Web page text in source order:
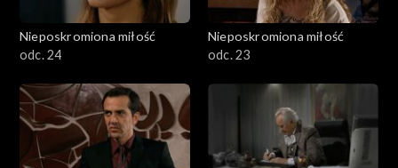
Nieposkromiona miłość
odc. 24
Nieposkromiona miłość
odc. 23